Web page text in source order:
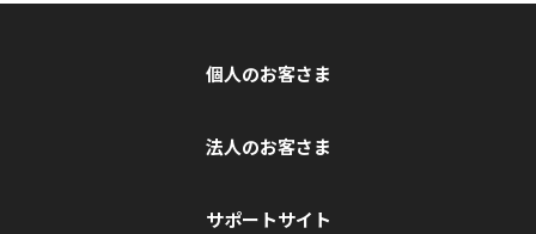
個人のお客さま
法人のお客さま
サポートサイト